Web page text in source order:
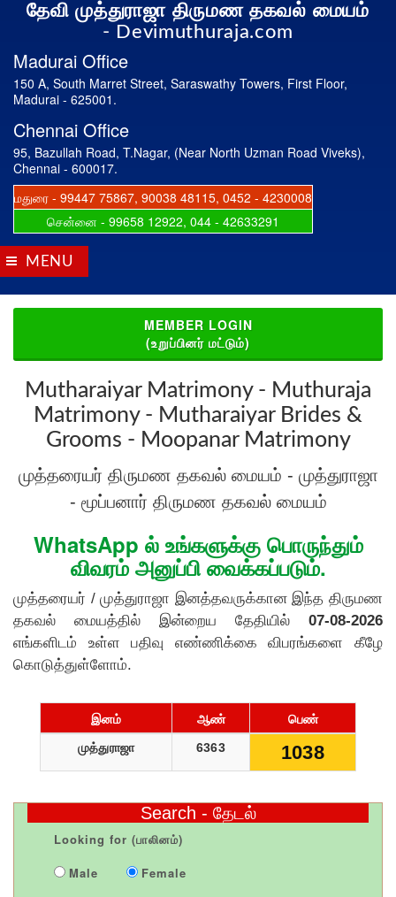
தேவி முத்துராஜா திருமண தகவல் மையம்
- Devimuthuraja.com
Madurai Office
150 A, South Marret Street, Saraswathy Towers, First Floor,
Madurai - 625001.
Chennai Office
95, Bazullah Road, T.Nagar, (Near North Uzman Road Viveks),
Chennai - 600017.
மதுரை - 99447 75867, 90038 48115, 0452 - 4230008
சென்னை - 99658 12922, 044 - 42633291
MENU
MEMBER LOGIN
(உறுப்பினர் மட்டும்)
Mutharaiyar Matrimony - Muthuraja
Matrimony - Mutharaiyar Brides &
Grooms - Moopanar Matrimony
முத்தரையர் திருமண தகவல் மையம் - முத்துராஜா
- மூப்பனார் திருமண தகவல் மையம்
WhatsApp ல் உங்களுக்கு பொருந்தும்
விவரம் அனுப்பி வைக்கப்படும்.
முத்தரையர் / முத்துராஜா இனத்தவருக்கான இந்த திருமண
தகவல் மையத்தில் இன்றைய தேதியில் 07-08-2026
எங்களிடம் உள்ள பதிவு எண்ணிக்கை விபரங்களை கீழே
கொடுத்துள்ளோம்.
இனம் ஆண்
பெண்
முத்துராஜா
6363 1038
Search - தேடல்
Looking for (பாலினம்)
Male
Female